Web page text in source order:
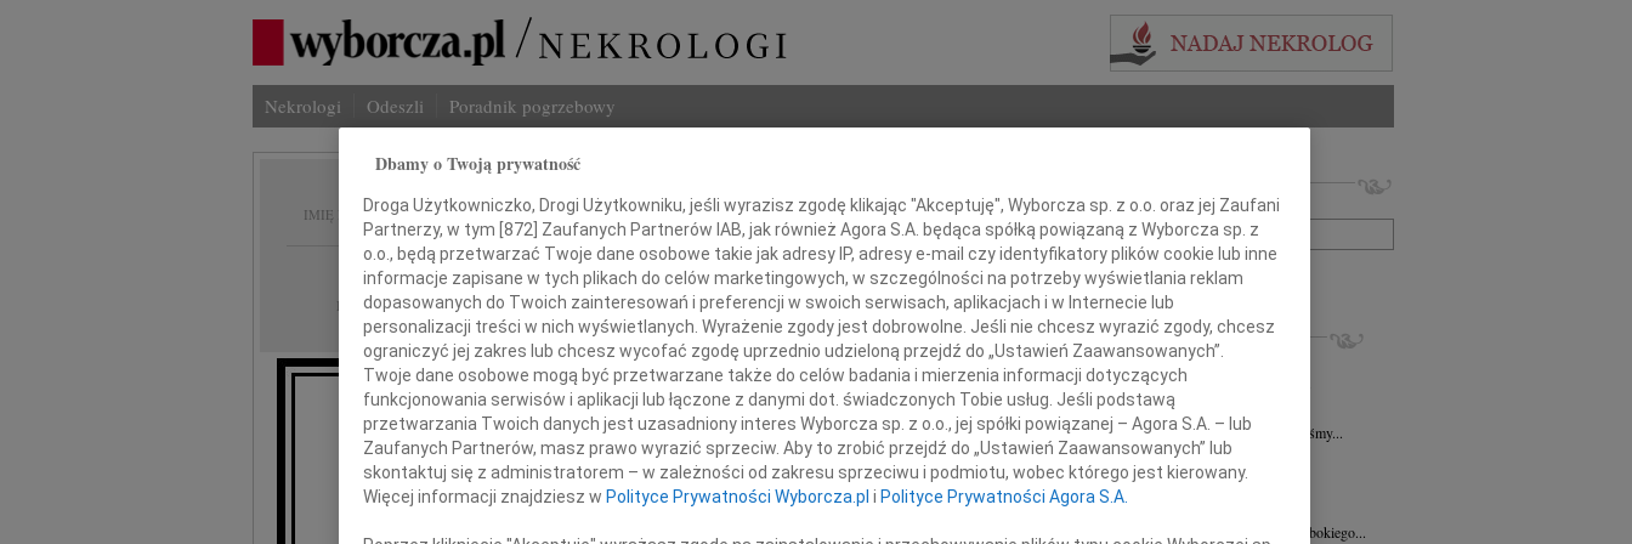
Nekrologi Odeszli Poradnik pogrzebowy
IMIĘ I NAZWISKO: Agnieszka Paterska-Kubacka
REGION: Poznań
DATA EMISJI: 22.08.2022
Z wielkim smutkiem żegnamy tragicznie zmarłą
w dniu 4 sierpnia 2022 r.
dr Agnieszkę
Imię i nazwisko lub numer ogłoszenia:
+ szukanie zaawansowane
INNE NEKROLOGI
Tadeusz Kotłowski06.08.2026
W dniu 3 sierpnia 2026 roku zmarł prof. dr...
Henryk Paplaczyk 06.08.2026
Z głębokim smutkiem i poruszeniem przyjęliśmy...
Henryk Paplaczyk06.08.2026
Z głębokim smutkiem i żalem przyjęliśmy...
05.08.2026Poznań
Adw. Mariuszowi Paplaczykowi wyrazy głębokiego...
Dbamy o Twoją prywatność
Droga Użytkowniczko, Drogi Użytkowniku, jeśli wyrazisz zgodę klikając "Akceptuję", Wyborcza sp. z o.o. oraz jej Zaufani
Partnerzy, w tym [ 872 ] Zaufanych Partnerów IAB, jak również Agora S.A. będąca spółką powiązaną z Wyborcza sp. z
o.o., będą przetwarzać Twoje dane osobowe takie jak adresy IP, adresy e-mail czy identyfikatory plików cookie lub inne
informacje zapisane w tych plikach do celów marketingowych, w szczególności na potrzeby wyświetlania reklam
dopasowanych do Twoich zainteresowań i preferencji w swoich serwisach, aplikacjach i w Internecie lub
personalizacji treści w nich wyświetlanych. Wyrażenie zgody jest dobrowolne. Jeśli nie chcesz wyrazić zgody, chcesz
ograniczyć jej zakres lub chcesz wycofać zgodę uprzednio udzieloną przejdź do „Ustawień Zaawansowanych”.
Twoje dane osobowe mogą być przetwarzane także do celów badania i mierzenia informacji dotyczących
funkcjonowania serwisów i aplikacji lub łączone z danymi dot. świadczonych Tobie usług. Jeśli podstawą
przetwarzania Twoich danych jest uzasadniony interes Wyborcza sp. z o.o., jej spółki powiązanej – Agora S.A. – lub
Zaufanych Partnerów, masz prawo wyrazić sprzeciw. Aby to zrobić przejdź do „Ustawień Zaawansowanych” lub
skontaktuj się z administratorem – w zależności od zakresu sprzeciwu i podmiotu, wobec którego jest kierowany.
Więcej informacji znajdziesz w Polityce Prywatności Wyborcza.pl i Polityce Prywatności Agora S.A.